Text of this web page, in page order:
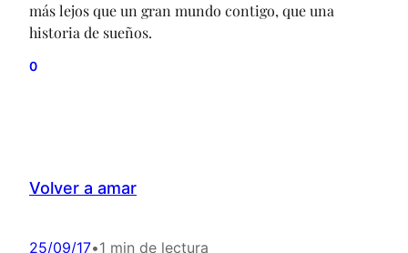
más lejos que un gran mundo contigo, que una
historia de sueños.
0
Volver a amar
25/09/17•1 min de lectura